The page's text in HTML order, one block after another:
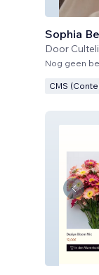
Sophia
Door
Nog geen
CMS